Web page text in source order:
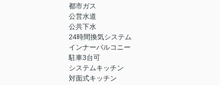
都市ガス
公営水道
公共下水
24時間換気システム
インナーバルコニー
駐車3台可
システムキッチン
対面式キッチン